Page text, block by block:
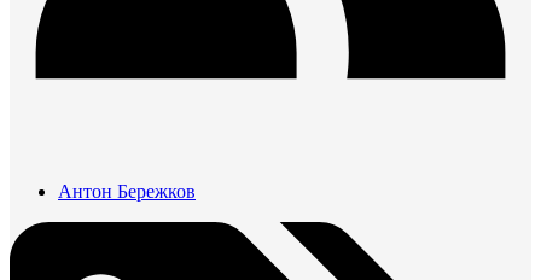
Антон Бережков